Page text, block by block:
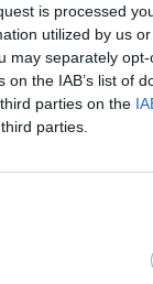
is processed
utilized by us
may separately
the IAB’s list of
parties on the
parties.